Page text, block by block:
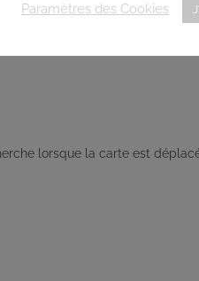
lorsque la carte est
Devenir
Paramètres des Cookies